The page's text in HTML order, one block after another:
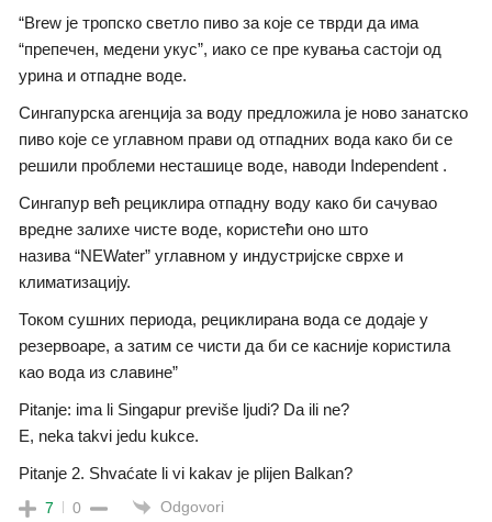
“Brеw је тропско светло пиво за које се тврди да има
“препечен, медени укус”, иако се пре кувања састоји од
урина и отпадне воде.
Сингапурска агенција за воду предложила је ново занатско
пиво које се углавном прави од отпадних вода како би се
решили проблеми несташице воде, наводи Independent .
Сингапур већ рециклира отпадну воду како би сачувао
вредне залихе чисте воде, користећи оно што
назива “NEWater” углавном у индустријске сврхе и
климатизацију.
Током сушних периода, рециклирана вода се додаје у
резервоаре, а затим се чисти да би се касније користила
као вода из славине”
Pitanje: ima li Singapur previše ljudi? Da ili ne?
E, neka takvi jedu kukce.
Pitanje 2. Shvaćate li vi kakav je plijen Balkan?
7 0 Odgovori